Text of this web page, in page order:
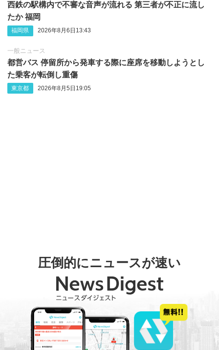
西鉄の駅構内で不審な音声が流れる 第三者が不正に流し
たか 福岡
福岡県 2026年8月6日13:43
一般ニュース
都営バス 停留所から発車する際に座席を移動しようとし
た乗客が転倒し重傷
東京都 2026年8月5日19:05
圧倒的にニュースが速い